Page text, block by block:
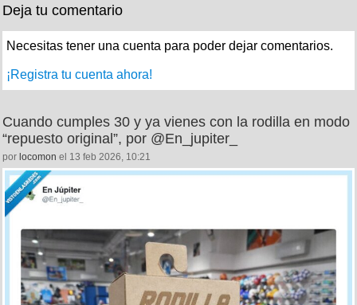
Deja tu comentario
Necesitas tener una cuenta para poder dejar comentarios.
¡Registra tu cuenta ahora!
Cuando cumples 30 y ya vienes con la rodilla en modo
“repuesto original”, por @En_jupiter_
por locomon el 13 feb 2026, 10:21